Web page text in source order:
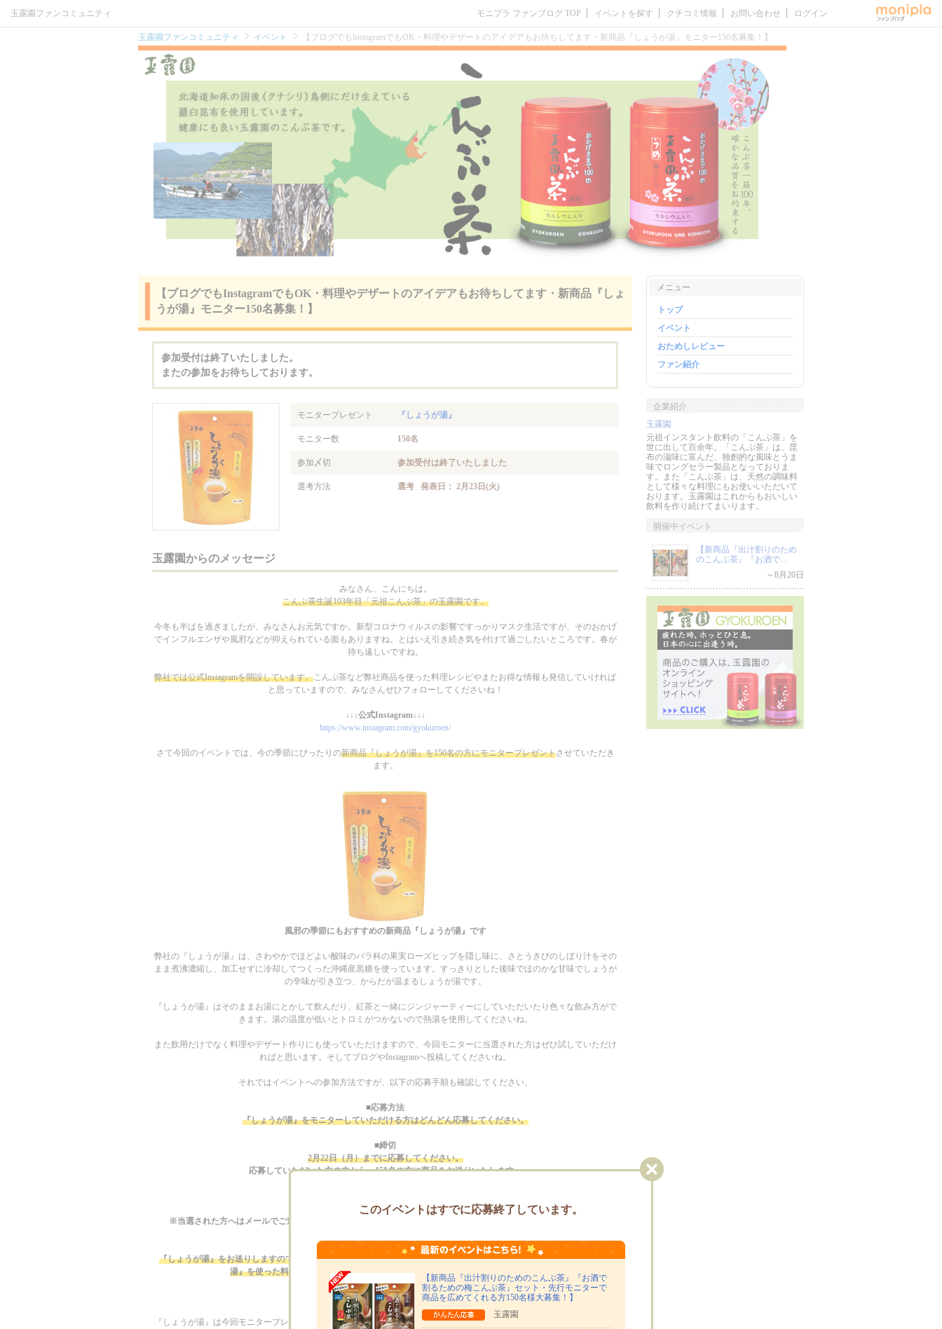
玉露園ファンコミュニティ モニプラ ファンブログ TOP イベントを探す クチコミ情報 お問い合わせ ログイン
玉露園ファンコミュニティ イベント 【ブログでもInstagramでもOK・料理やデザートのアイデアもお待ちしてます・新商品『しょうが湯』モニター150名募集！】
【ブログでもInstagramでもOK・料理やデザートのアイデアもお待ちしてます・新商品『しょ
うが湯』モニター150名募集！】
参加受付は終了いたしました。
またの参加をお待ちしております。
モニタープレゼント 『しょうが湯』
モニター数 150名
参加〆切 参加受付は終了いたしました
選考方法 選考 発表日： 2月23日(火)
玉露園からのメッセージ
みなさん、こんにちは。
こんぶ茶生誕103年目「元祖こんぶ茶」の玉露園です。
今冬も半ばを過ぎましたが、みなさんお元気ですか。新型コロナウィルスの影響ですっかりマスク生活ですが、そのおかげ
でインフルエンザや風邪などが抑えられている面もありますね。とはいえ引き続き気を付けて過ごしたいところです。春が
待ち遠しいですね。
弊社では公式Instagramを開設しています。こんぶ茶など弊社商品を使った料理レシピやまたお得な情報も発信していければ
と思っていますので、みなさんぜひフォローしてくださいね！
↓↓↓公式Instagram↓↓↓
https://www.instagram.com/gyokuroen/
さて今回のイベントでは、今の季節にぴったりの新商品『しょうが湯』を150名の方にモニタープレゼントさせていただき
ます。
風邪の季節にもおすすめの新商品『しょうが湯』です
弊社の『しょうが湯』は、さわやかでほどよい酸味のバラ科の果実ローズヒップを隠し味に、さとうきびのしぼり汁をその
まま煮沸濃縮し、加工せずに冷却してつくった沖縄産黒糖を使っています。すっきりとした後味でほのかな甘味でしょうが
の辛味が引き立つ、からだが温まるしょうが湯です。
『しょうが湯』はそのままお湯にとかして飲んだり、紅茶と一緒にジンジャーティーにしていただいたり色々な飲み方がで
きます。湯の温度が低いとトロミがつかないので熱湯を使用してくださいね。
また飲用だけでなく料理やデザート作りにも使っていただけますので、今回モニターに当選された方はぜひ試していただけ
ればと思います。そしてブログやInstagramへ投稿してくださいね。
それではイベントへの参加方法ですが、以下の応募手順も確認してください。
■応募方法
『しょうが湯』をモニターしていただける方はどんどん応募してください。
■締切
2月22日（月）までに応募してください。
応募していただいた方の中から、150名の方に商品をお送りいたします。
2月23日（火）
※当選された方へはメールでご連絡させていただきます。また、商品の発送は2月26日（金）頃を予定しています。
■モニターに選ばれたら
『しょうが湯』をお送りしますので、商品を使っていただきブログもしくはInstergramへ投稿してください。『しょうが
湯』を使った料理やデザートも考えてみてください。アイデアお待ちしています！
たくさんの応募、お待ちしています。
『しょうが湯』は今回モニタープレゼントさせていただく商品のほか、『から～いしょうが湯』と『黒酢しょうが湯』の三
メニュー
トップ
イベント
おためしレビュー
ファン紹介
企業紹介
玉露園
元祖インスタント飲料の「こんぶ茶」を
世に出して百余年。「こんぶ茶」は、昆
布の滋味に富んだ、独創的な風味とうま
味でロングセラー製品となっておりま
す。また「こんぶ茶」は、天然の調味料
として様々な料理にもお使いいただいて
おります。玉露園はこれからもおいしい
飲料を作り続けてまいります。
開催中イベント
【新商品『出汁割りのため
のこんぶ茶』『お酒で…
～8月20日
このイベントはすでに応募終了しています。
【新商品『出汁割りのためのこんぶ茶』『お酒で
割るための梅こんぶ茶』セット・先行モニターで
商品を広めてくれる方150名様大募集！】
玉露園